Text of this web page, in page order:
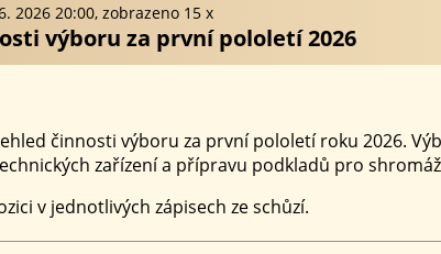
2026 20:00, zobrazeno 15 x
výboru za první pololetí 2026
činnosti výboru za první pololetí roku 2026.
zařízení a přípravu podkladů pro
v jednotlivých zápisech ze schůzí.